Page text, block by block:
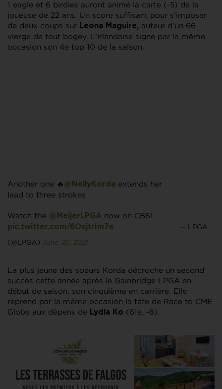
1 eagle et 6 birdies auront animé la carte (-5) de la
joueuse de 22 ans. Un score suffisant pour s’imposer
de deux coups sur Leona Maguire, auteur d’un 66
vierge de tout bogey. L’Irlandaise signe par la même
occasion son 4e top 10 de la saison.
Another one 🔥 @NellyKorda extends her
lead to three strokes
Watch the @MeijerLPGA now on CBS!
pic.twitter.com/6OzjtrIm7e — LPGA
(@LPGA) June 20, 2021
La plus jeune des soeurs Korda décroche un second
succès cette année après le Gainbridge LPGA en
début de saison, son cinquième en carrière. Elle
reprend par la même occasion la tête de Race to CME
Globe aux dépens de Lydia Ko (61e, -8).